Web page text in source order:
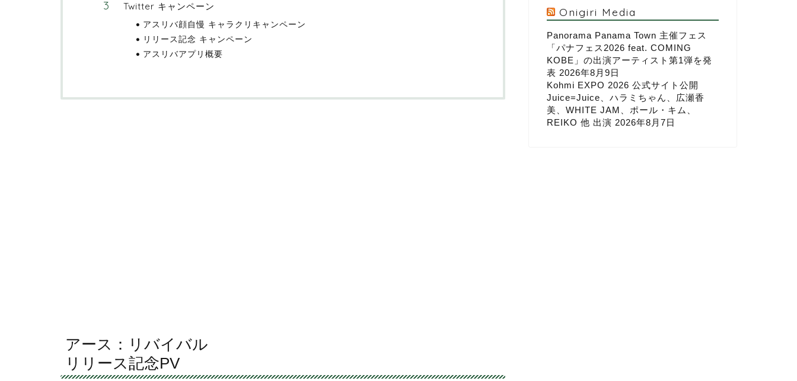
Twitter キャンペーン
アスリバ顔自慢 キャラクリキャンペーン
リリース記念 キャンペーン
アスリバアプリ概要
アース：リバイバル
リリース記念PV
Onigiri Media
Panorama Panama Town 主催フェス
「パナフェス2026 feat. COMING
KOBE」の出演アーティスト第1弾を発
表 2026年8月9日
Kohmi EXPO 2026 公式サイト公開
Juice=Juice、ハラミちゃん、広瀬香
美、WHITE JAM、ポール・キム、
REIKO 他 出演 2026年8月7日